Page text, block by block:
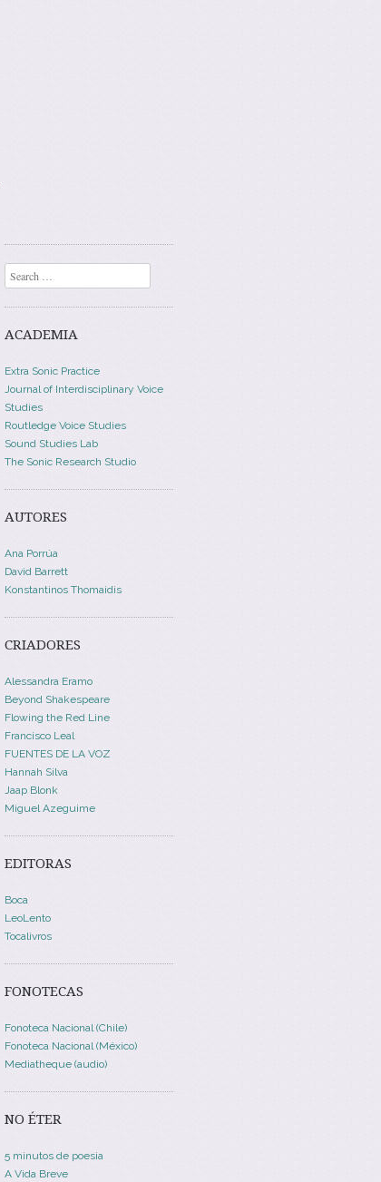
Search
ACADEMIA
Extra Sonic Practice
Journal of Interdisciplinary Voice
Studies
Routledge Voice Studies
Sound Studies Lab
The Sonic Research Studio
AUTORES
Ana Porrúa
David Barrett
Konstantinos Thomaidis
CRIADORES
Alessandra Eramo
Beyond Shakespeare
Flowing the Red Line
Francisco Leal
FUENTES DE LA VOZ
Hannah Silva
Jaap Blonk
Miguel Azeguime
EDITORAS
Boca
LeoLento
Tocalivros
FONOTECAS
Fonoteca Nacional (Chile)
Fonoteca Nacional (México)
Mediatheque (audio)
NO ÉTER
5 minutos de poesia
A Vida Breve